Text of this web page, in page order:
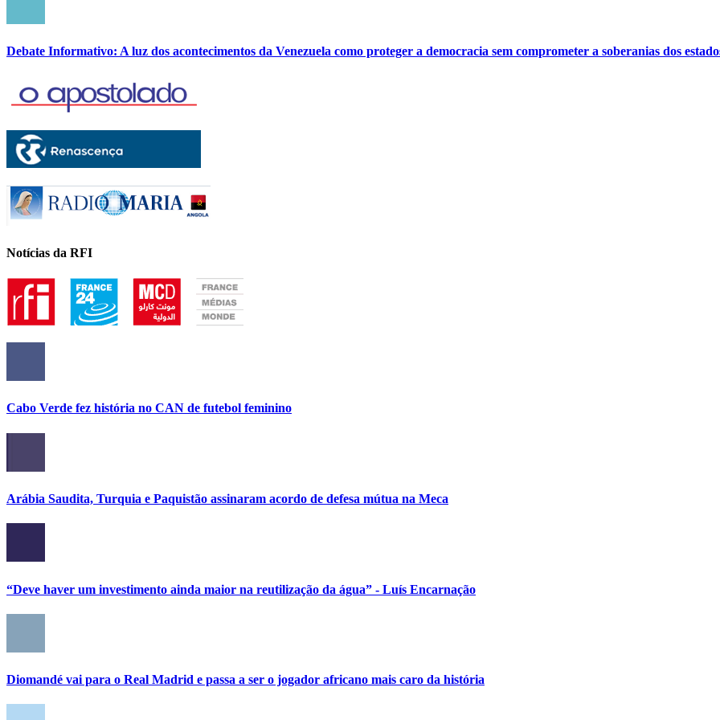
Debate Informativo: A luz dos acontecimentos da Venezuela como proteger a democracia sem comprometer a soberanias dos
Notícias da RFI
Cabo Verde fez história no CAN de futebol feminino
Arábia Saudita, Turquia e Paquistão assinaram acordo de defesa mútua na Meca
“Deve haver um investimento ainda maior na reutilização da água” - Luís Encarnação
Diomandé vai para o Real Madrid e passa a ser o jogador africano mais caro da história